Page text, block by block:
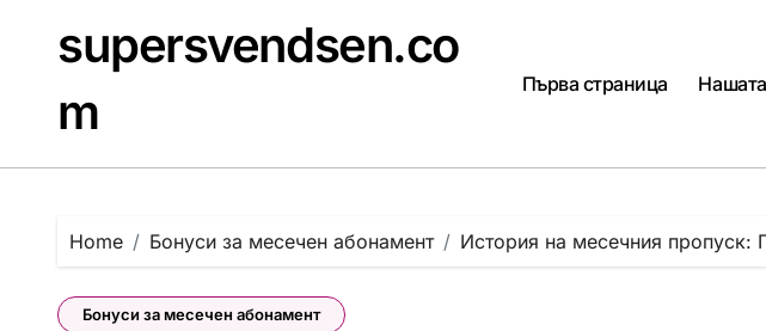
contentsupersvendsen.co
m
Първа страница
Home Бонуси за месечен абонамент История на месечния пропуск:
Бонуси за месечен абонамент